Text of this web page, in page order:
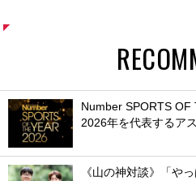
Number SPORTS OF
2026年を代表するア
《山の神対談》「や